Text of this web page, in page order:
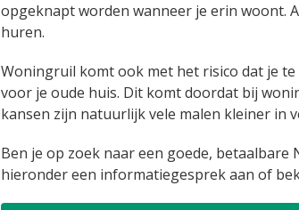
opgeknapt worden wanneer je erin woont.
huren.
Woningruil komt ook met het risico dat je
voor je oude huis. Dit komt doordat bij
kansen zijn natuurlijk vele malen kleiner in
Ben je op zoek naar een goede,
hieronder een informatiegesprek aan of